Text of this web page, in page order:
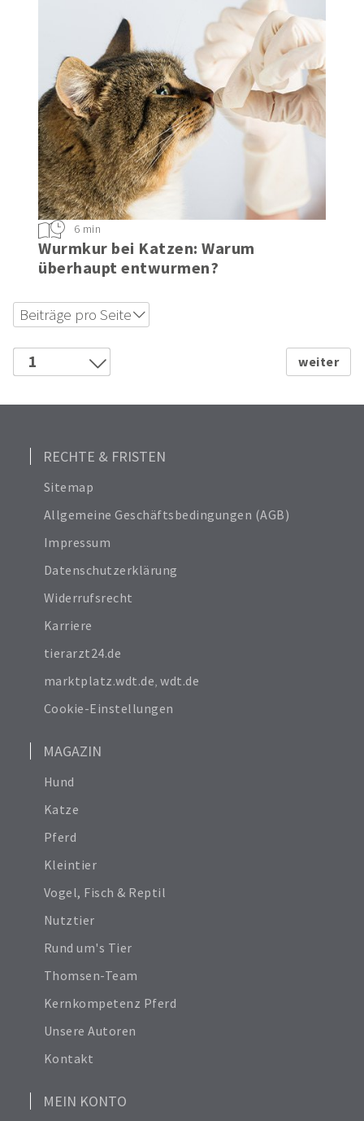
Wurmkur bei Katzen: Warum
überhaupt entwurmen?
6 min
Beiträge pro Seite
12
18
Alle anzeigen
1
RECHTE & FRISTEN
Sitemap
Allgemeine Geschäftsbedingungen (AGB)
Impressum
Datenschutzerklärung
Widerrufsrecht
Karriere
tierarzt24.de
marktplatz.wdt.de,wdt.de
Cookie-Einstellungen
MAGAZIN
Hund
Katze
Pferd
Kleintier
Vogel, Fisch & Reptil
Nutztier
Rund um's Tier
Thomsen-Team
Kernkompetenz Pferd
Unsere Autoren
Kontakt
MEIN KONTO